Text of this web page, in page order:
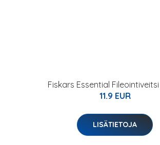
Fiskars Essential Fileointiveitsi
11.9 EUR
LISÄTIETOJA